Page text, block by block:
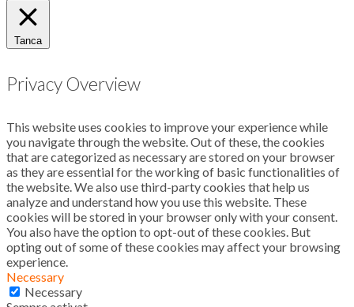
Tanca
Privacy Overview
This website uses cookies to improve your experience while
you navigate through the website. Out of these, the cookies
that are categorized as necessary are stored on your browser
as they are essential for the working of basic functionalities of
the website. We also use third-party cookies that help us
analyze and understand how you use this website. These
cookies will be stored in your browser only with your consent.
You also have the option to opt-out of these cookies. But
opting out of some of these cookies may affect your browsing
experience.
Necessary
Necessary